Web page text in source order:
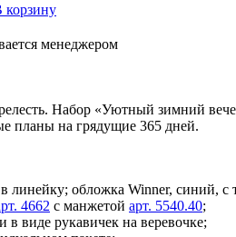
корзину
менеджером
Набор «Уютный зимний
планы на грядущие 365 дней.
линейку; обложка Winner, синий, с
4662 с манжетой арт. 5540.40;
в виде рукавичек на веревочке;